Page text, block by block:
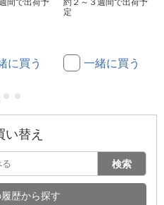
間で出荷予
に買う
約２～３週間で出荷予
定
一緒に買う
替え
検索
歴から探す